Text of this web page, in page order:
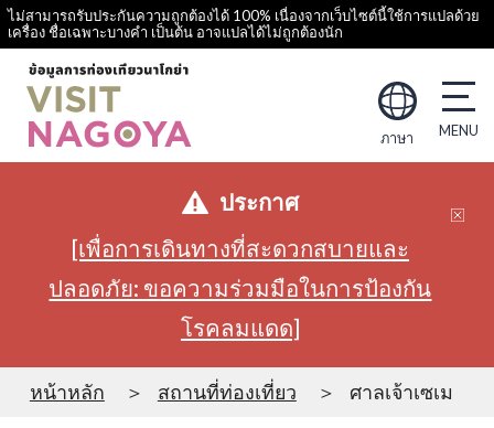
ไม่สามารถรับประกันความถูกต้องได้ 100% เนื่องจากเว็บไซต์นี้ใช้การแปลด้วย
เครื่อง ชื่อเฉพาะบางคำ เป็นต้น อาจแปลได้ไม่ถูกต้องนัก
ภาษา
ประกาศ
[เพื่อการเดินทางที่สะดวกสบายและ
ปลอดภัย: ขอความร่วมมือในการป้องกัน
โรคลมแดด]
หน้าหลัก สถานที่ท่องเที่ยว ศาลเจ้าเซเม